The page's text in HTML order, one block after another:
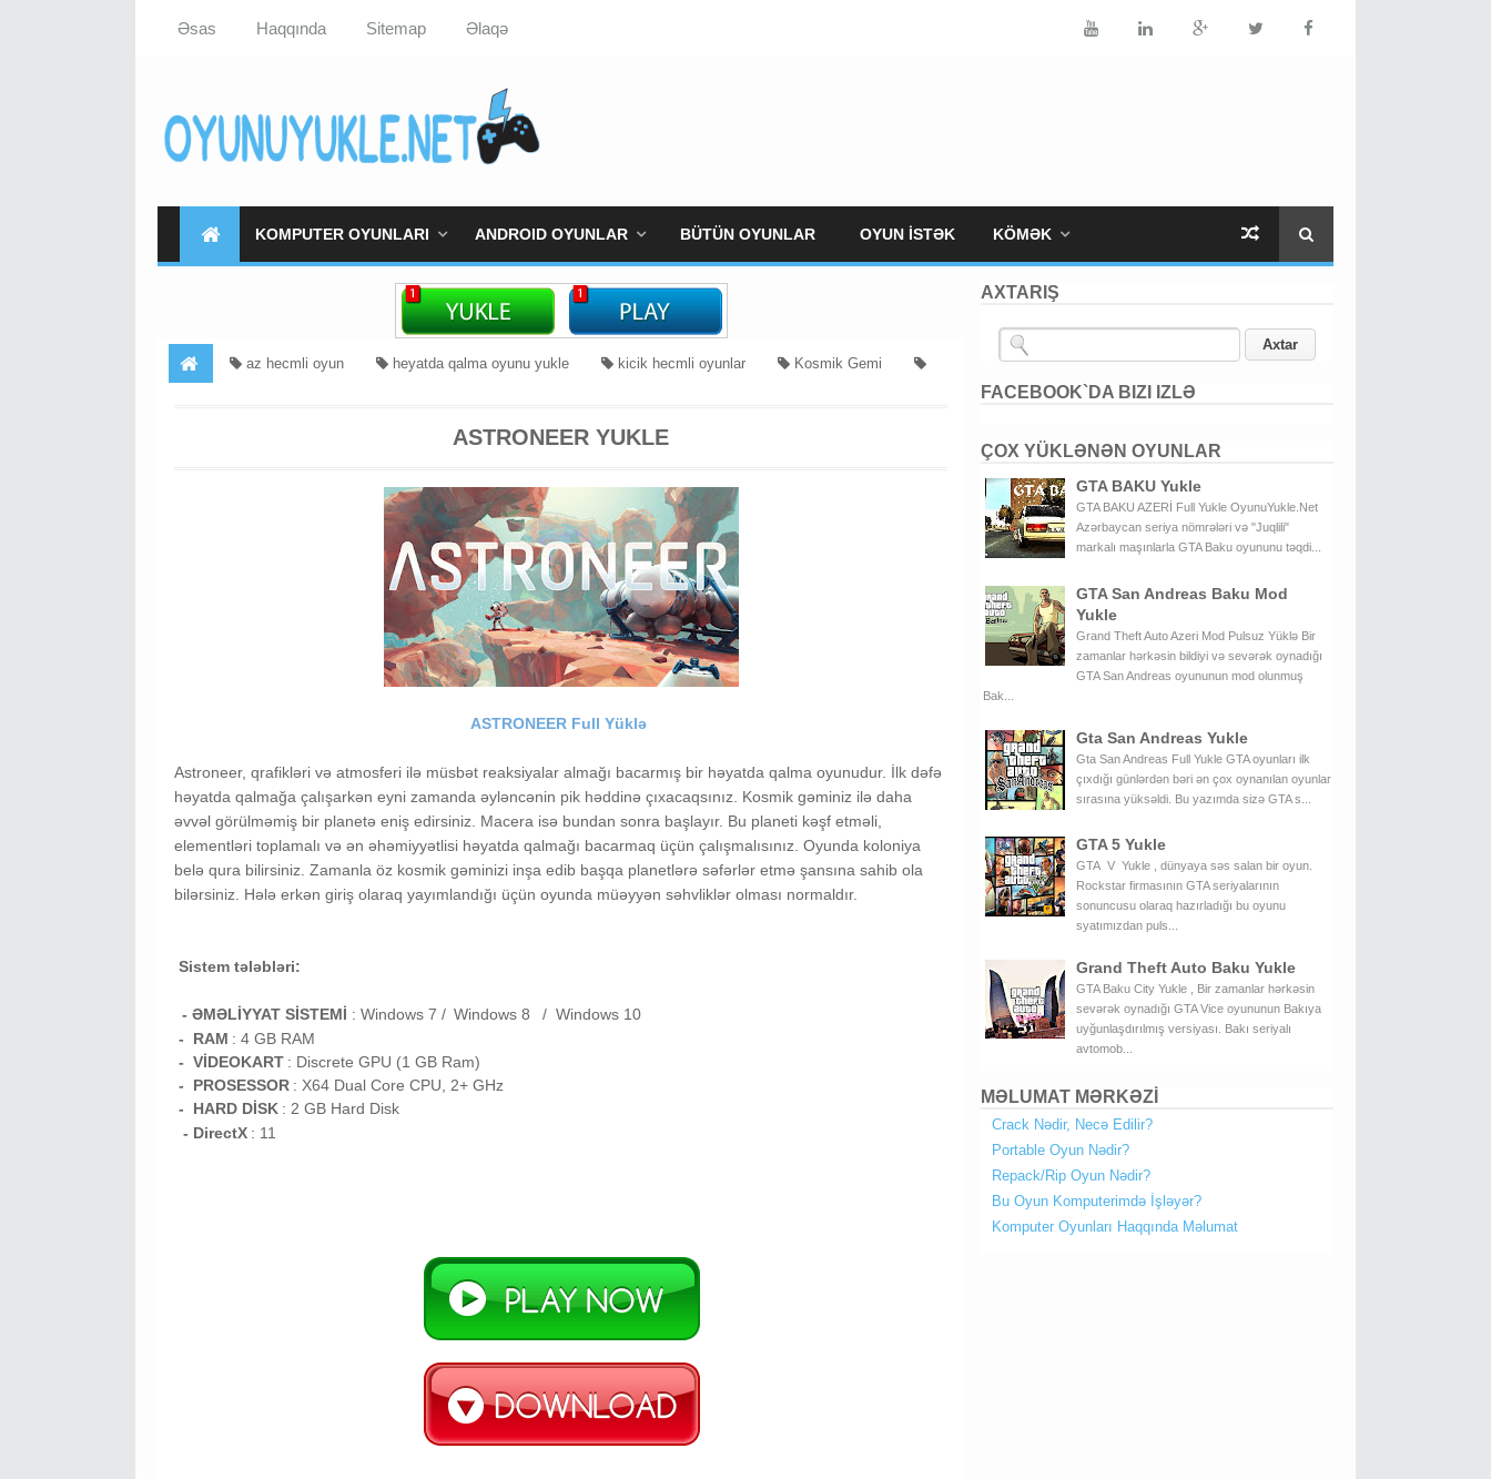
Əsas Haqqında Sitemap Əlaqə
KOMPUTER OYUNLARI ANDROID OYUNLAR BÜTÜN OYUNLAR OYUN İSTƏK KÖMƏK
az hecmli oyun heyatda qalma oyunu yukle kicik hecmli oyunlar Kosmik Gemi
ASTRONEER YUKLE
ASTRONEER Full Yüklə
Astroneer, qrafikləri və atmosferi ilə müsbət reaksiyalar almağı bacarmış bir həyatda qalma oyunudur. İlk dəfə
həyatda qalmağa çalışarkən eyni zamanda əyləncənin pik həddinə çıxacaqsınız. Kosmik gəminiz ilə daha
əvvəl görülməmiş bir planetə eniş edirsiniz. Macera isə bundan sonra başlayır. Bu planeti kəşf etməli,
elementləri toplamalı və ən əhəmiyyətlisi həyatda qalmağı bacarmaq üçün çalışmalısınız. Oyunda koloniya
belə qura bilirsiniz. Zamanla öz kosmik gəminizi inşa edib başqa planetlərə səfərlər etmə şansına sahib ola
bilərsiniz. Hələ erkən giriş olaraq yayımlandığı üçün oyunda müəyyən səhvliklər olması normaldır.
Sistem tələbləri:
- ƏMƏLİYYAT SİSTEMİ : Windows 7 / Windows 8 / Windows 10
- RAM : 4 GB RAM
- VİDEOKART : Discrete GPU (1 GB Ram)
- PROSESSOR : X64 Dual Core CPU, 2+ GHz
- HARD DİSK : 2 GB Hard Disk
- DirectX : 11
AXTARIŞ
FACEBOOK`DA BIZI IZLƏ
ÇOX YÜKLƏNƏN OYUNLAR
GTA BAKU Yukle
GTA BAKU AZERİ Full Yukle OyunuYukle.Net
Azərbaycan seriya nömrələri və "Juqlili"
markalı maşınlarla GTA Baku oyununu təqdi...
GTA San Andreas Baku Mod
Yukle
Grand Theft Auto Azeri Mod Pulsuz Yüklə Bir
zamanlar hərkəsin bildiyi və sevərək oynadığı
GTA San Andreas oyununun mod olunmuş
Bak...
Gta San Andreas Yukle
Gta San Andreas Full Yukle GTA oyunları ilk
çıxdığı günlərdən bəri ən çox oynanılan oyunlar
sırasına yüksəldi. Bu yazımda sizə GTA s...
GTA 5 Yukle
GTA V Yukle , dünyaya səs salan bir oyun.
Rockstar firmasının GTA seriyalarının
sonuncusu olaraq hazırladığı bu oyunu
syatımızdan puls...
Grand Theft Auto Baku Yukle
GTA Baku City Yukle , Bir zamanlar hərkəsin
sevərək oynadığı GTA Vice oyununun Bakıya
uyğunlaşdırılmış versiyası. Bakı seriyalı
avtomob...
MƏLUMAT MƏRKƏZİ
Crack Nədir, Necə Edilir?
Portable Oyun Nədir?
Repack/Rip Oyun Nədir?
Bu Oyun Komputerimdə İşləyər?
Komputer Oyunları Haqqında Məlumat